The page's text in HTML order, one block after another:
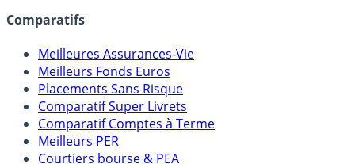
Comparatifs
Meilleures Assurances-Vie
Meilleurs Fonds Euros
Placements Sans Risque
Comparatif Super Livrets
Comparatif Comptes à Terme
Meilleurs PER
Courtiers bourse & PEA